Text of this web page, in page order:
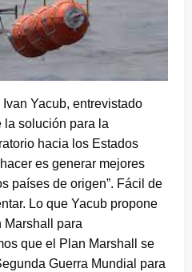
Yacub, entrevistado
la solución para la
hacia los Estados
es generar mejores
países de origen”. Fácil de
Lo que Yacub propone
Marshall para
que el Plan Marshall se
Guerra Mundial para